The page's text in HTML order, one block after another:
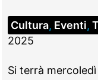
Cultura, Eventi,
2025
Si terrà